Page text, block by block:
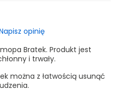
opinię
Bratek. Produkt jest
i trwały.
można z łatwością usunąć